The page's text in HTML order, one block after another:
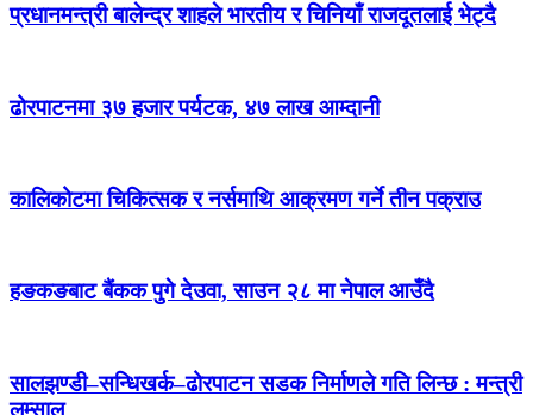
प्रधानमन्त्री बालेन्द्र शाहले भारतीय र चिनियाँ राजदूतलाई भेट्दै
ढोरपाटनमा ३७ हजार पर्यटक, ४७ लाख आम्दानी
कालिकोटमा चिकित्सक र नर्समाथि आक्रमण गर्ने तीन पक्राउ
हङकङबाट बैंकक पुगे देउवा, साउन २८ मा नेपाल आउँदै
सालझण्डी–सन्धिखर्क–ढोरपाटन सडक निर्माणले गति लिन्छ : मन्त्री
लम्साल